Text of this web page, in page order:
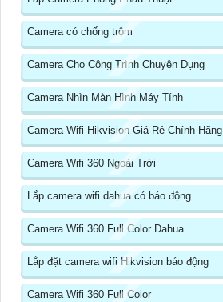
Camera có chống trộm
Camera Cho Công Trình Chuyên Dụng
Camera Nhìn Màn Hình Máy Tính
Camera Wifi Hikvision Giá Rẻ Chính Hãng
Camera Wifi 360 Ngoài Trời
Lắp camera wifi dahua có báo động
Camera Wifi 360 Full Color Dahua
Lắp đặt camera wifi Hikvision báo động
Camera Wifi 360 Full Color